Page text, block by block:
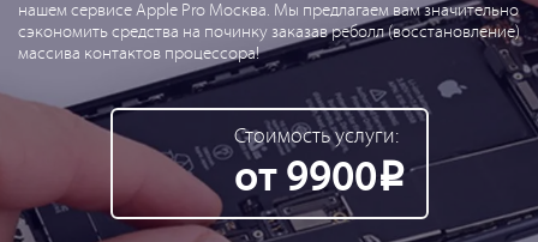
нашем сервисе Apple Pro Москва. Мы предлагаем вам значительно
сэкономить средства на починку заказав реболл (восстановление)
массива контактов процессора!
Стоимость услуги:
от 9900Р